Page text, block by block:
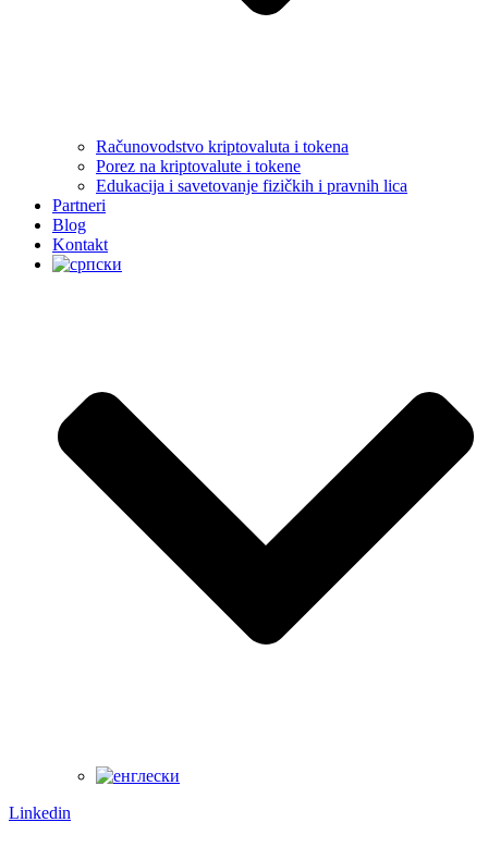
Računovodstvo kriptovaluta i tokena
Porez na kriptovalute i tokene
Edukacija i savetovanje fizičkih i pravnih lica
Partneri
Blog
Kontakt
Linkedin